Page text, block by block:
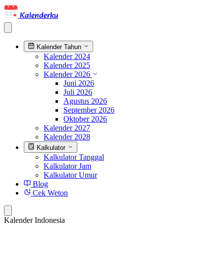
Kalenderku
Kalender Tahun
Kalender 2024
Kalender 2025
Kalender 2026
Juni 2026
Juli 2026
Agustus 2026
September 2026
Oktober 2026
Kalender 2027
Kalender 2028
Kalkulator
Kalkulator Tanggal
Kalkulator Jam
Kalkulator Umur
Blog
Cek Weton
Kalender Indonesia